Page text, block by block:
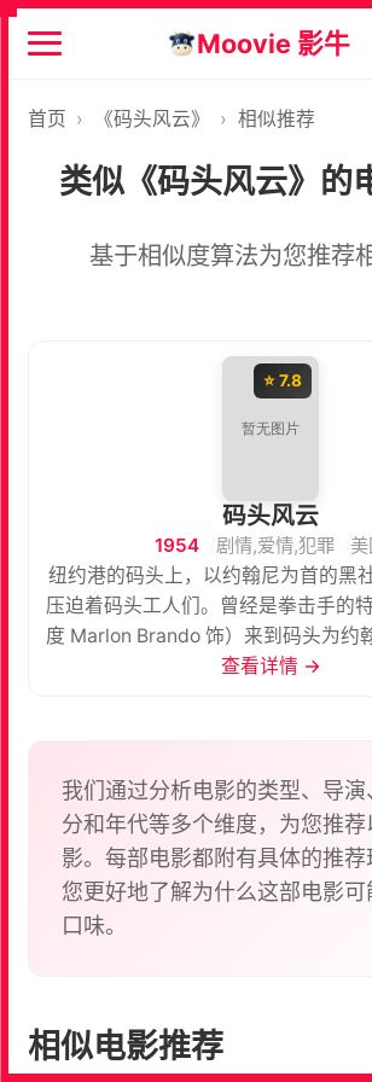
Moovie 影牛
首页 › 《码头风云》 › 相似推荐
类似《码头风云》的
基于相似度算法为您推荐
⭐ 7.8
码头风云
1954 剧情,爱情,犯罪
纽约港的码头上，以约翰尼为首的黑
压迫着码头工人们。曾经是拳击手的
度 Marlon Brando 饰）来到码头为约
朋友乔伊因为向犯罪委员会揭发约翰
开调查。知情人都不敢出面告发。特
被害的经过，虽然同情伊迪的遭遇，
社会的迫害，但他没有告发哥哥的罪
接触中，两人渐渐产生感情。当伊迪
哥的帮凶，她拒绝了他。之后哥哥也
约翰尼杀害。无数罪恶的事件让特里
了，他们团结在一起，为了正义抗争。
奥斯卡最佳影片、最佳导演、最佳故
查看详情 →
我们通过分析电影的类型、导
分和年代等多个维度，为您推
影。每部电影都附有具体的推荐
您更好地了解为什么这部电影可
口味。
相似电影推荐